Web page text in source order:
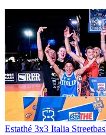
Estathé 3x3 Italia